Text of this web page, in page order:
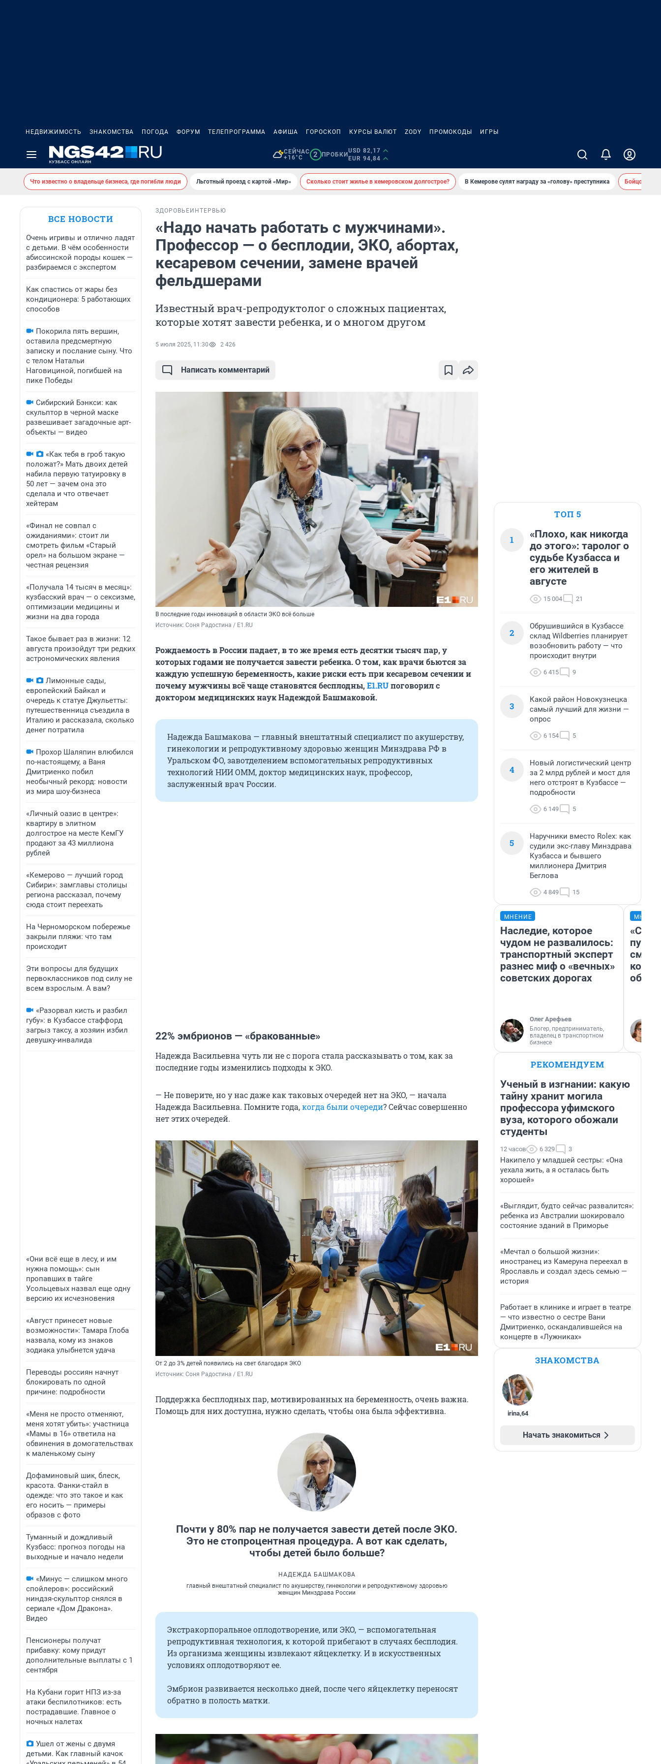
НЕДВИЖИМОСТЬ ЗНАКОМСТВА ПОГОДА ФОРУМ ТЕЛЕПРОГРАММА АФИША ГОРОСКОП КУРСЫ ВАЛЮТ ZODY ПРОМОКОДЫ ИГРЫ
СЕЙЧАС
+16°C
2 ПРОБКИ
USD 82,17
EUR 94,84
Что известно о владельце бизнеса, где погибли люди Льготный проезд с картой «Мир» Сколько стоит жилье в кемеровском долгострое? В Кемерове сулят награду за «голову» преступника Бойцовский
ВСЕ НОВОСТИ
Очень игривы и отлично ладят
с детьми. В чём особенности
абиссинской породы кошек —
разбираемся с экспертом
Как спастись от жары без
кондиционера: 5 работающих
способов
Покорила пять вершин,
оставила предсмертную
записку и послание сыну. Что
с телом Натальи
Наговициной, погибшей на
пике Победы
Сибирский Бэнкси: как
скульптор в черной маске
развешивает загадочные арт-
объекты — видео
«Как тебя в гроб такую
положат?» Мать двоих детей
набила первую татуировку в
50 лет — зачем она это
сделала и что отвечает
хейтерам
«Финал не совпал с
ожиданиями»: стоит ли
смотреть фильм «Старый
орел» на большом экране —
честная рецензия
«Получала 14 тысяч в месяц»:
кузбасский врач — о сексизме,
оптимизации медицины и
жизни на два города
Такое бывает раз в жизни: 12
августа произойдут три редких
астрономических явления
Лимонные сады,
европейский Байкал и
очередь к статуе Джульетты:
путешественница съездила в
Италию и рассказала, сколько
денег потратила
Прохор Шаляпин влюбился
по-настоящему, а Ваня
Дмитриенко побил
необычный рекорд: новости
из мира шоу-бизнеса
«Личный оазис в центре»:
квартиру в элитном
долгострое на месте КемГУ
продают за 43 миллиона
рублей
«Кемерово — лучший город
Сибири»: замглавы столицы
региона рассказал, почему
сюда стоит переехать
На Черноморском побережье
закрыли пляжи: что там
происходит
Эти вопросы для будущих
первоклассников под силу не
всем взрослым. А вам?
«Разорвал кисть и разбил
губу»: в Кузбассе стаффорд
загрыз таксу, а хозяин избил
девушку-инвалида
«Они всё еще в лесу, и им
нужна помощь»: сын
пропавших в тайге
Усольцевых назвал еще одну
версию их исчезновения
«Август принесет новые
возможности»: Тамара Глоба
назвала, кому из знаков
зодиака улыбнется удача
Переводы россиян начнут
блокировать по одной
причине: подробности
«Меня не просто отменяют,
меня хотят убить»: участница
«Мамы в 16» ответила на
обвинения в домогательствах
к маленькому сыну
Дофаминовый шик, блеск,
красота. Фанки-стайл в
одежде: что это такое и как
его носить — примеры
образов с фото
Туманный и дождливый
Кузбасс: прогноз погоды на
выходные и начало недели
«Минус — слишком много
спойлеров»: российский
ниндзя-скульптор снялся в
сериале «Дом Дракона».
Видео
Пенсионеры получат
прибавку: кому придут
дополнительные выплаты с 1
сентября
На Кубани горит НПЗ из-за
атаки беспилотников: есть
пострадавшие. Главное о
ночных налетах
Ушел от жены с двумя
детьми. Как главный качок
ЗДОРОВЬЕ ИНТЕРВЬЮ
«Надо начать работать с мужчинами».
Профессор — о бесплодии, ЭКО, абортах,
кесаревом сечении, замене врачей
фельдшерами
Известный врач-репродуктолог о сложных пациентах,
которые хотят завести ребенка, и о многом другом
5 июля 2025, 11:30 2 426
Написать комментарий
В последние годы инноваций в области ЭКО всё больше
Источник: Соня Радостина / E1.RU
Рождаемость в России падает, в то же время есть десятки тысяч пар, у
которых годами не получается завести ребенка. О том, как врачи бьются за
каждую успешную беременность, какие риски есть при кесаревом сечении и
почему мужчины всё чаще становятся бесплодны,E1.RUпоговорил с
доктором медицинских наук Надеждой Башмаковой.
Надежда Башмакова — главный внештатный специалист по акушерству,
гинекологии и репродуктивному здоровью женщин Минздрава РФ в
Уральском ФО, завотделением вспомогательных репродуктивных
технологий НИИ ОММ, доктор медицинских наук, профессор,
заслуженный врач России.
22% эмбрионов — «бракованные»
Надежда Васильевна чуть ли не с порога стала рассказывать о том, как за
последние годы изменились подходы к ЭКО.
— Не поверите, но у нас даже как таковых очередей нет на ЭКО, — начала
Надежда Васильевна. Помните года,когда были очереди? Сейчас совершенно
нет этих очередей.
От 2 до 3% детей появились на свет благодаря ЭКО
Источник: Соня Радостина / E1.RU
Поддержка бесплодных пар, мотивированных на беременность, очень важна.
Помощь для них доступна, нужно сделать, чтобы она была эффективна.
Почти у 80% пар не получается завести детей после ЭКО.
Это не стопроцентная процедура. А вот как сделать,
чтобы детей было больше?
НАДЕЖДА БАШМАКОВА
главный внештатный специалист по акушерству, гинекологии и репродуктивному здоровью
женщин Минздрава России
Экстракорпоральное оплодотворение, или ЭКО, — вспомогательная
репродуктивная технология, к которой прибегают в случаях бесплодия.
Из организма женщины извлекают яйцеклетку. И в искусственных
условиях оплодотворяют ее.
Эмбрион развивается несколько дней, после чего яйцеклетку переносят
обратно в полость матки.
ТОП 5
1
«Плохо, как никогда
до этого»: таролог о
судьбе Кузбасса и
его жителей в
августе
15 004 21
2
Обрушившийся в Кузбассе
склад Wildberries планирует
возобновить работу — что
происходит внутри
6 415 9
3
Какой район Новокузнецка
самый лучший для жизни —
опрос
6 154 5
4
Новый логистический центр
за 2 млрд рублей и мост для
него отстроят в Кузбассе —
подробности
6 149 5
5
Наручники вместо Rolex: как
судили экс-главу Минздрава
Кузбасса и бывшего
миллионера Дмитрия
Беглова
4 849 15
МНЕНИЕ
Наследие, которое
чудом не развалилось:
транспортный эксперт
разнес миф о «вечных»
советских дорогах
Олег Арефьев
Блогер, предприниматель,
владелец в транспортном
бизнесе
РЕКОМЕНДУЕМ
Ученый в изгнании: какую
тайну хранит могила
профессора уфимского
вуза, которого обожали
студенты
12 часов 6 329 3
Накипело у младшей сестры: «Она
уехала жить, а я осталась быть
хорошей»
«Выглядит, будто сейчас развалится»:
ребенка из Австралии шокировало
состояние зданий в Приморье
«Мечтал о большой жизни»:
иностранец из Камеруна переехал в
Ярославль и создал здесь семью —
история
Работает в клинике и играет в театре
— что известно о сестре Вани
Дмитриенко, оскандалившейся на
концерте в «Лужниках»
ЗНАКОМСТВА
irina,64
Начать знакомиться